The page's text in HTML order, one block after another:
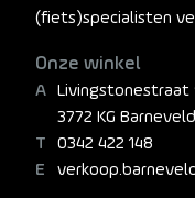
(fiets)specialisten
Onze winkel
Livingstonestraat
3772 KG Barneveld
0342 422 148